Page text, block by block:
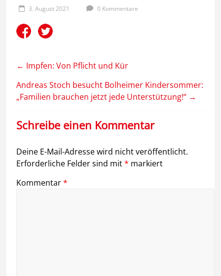
3. August 2021 0 Kommentare
← Impfen: Von Pflicht und Kür
Andreas Stoch besucht Bolheimer Kindersommer:
„Familien brauchen jetzt jede Unterstützung!“ →
Schreibe einen Kommentar
Deine E-Mail-Adresse wird nicht veröffentlicht.
Erforderliche Felder sind mit* markiert
Kommentar*